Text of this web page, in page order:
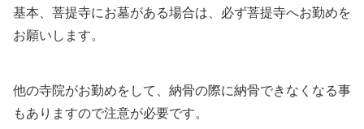
基本、菩提寺にお墓がある場合は、必ず菩提寺へお勤めを
お願いします。
他の寺院がお勤めをして、納骨の際に納骨できなくなる事
もありますので注意が必要です。